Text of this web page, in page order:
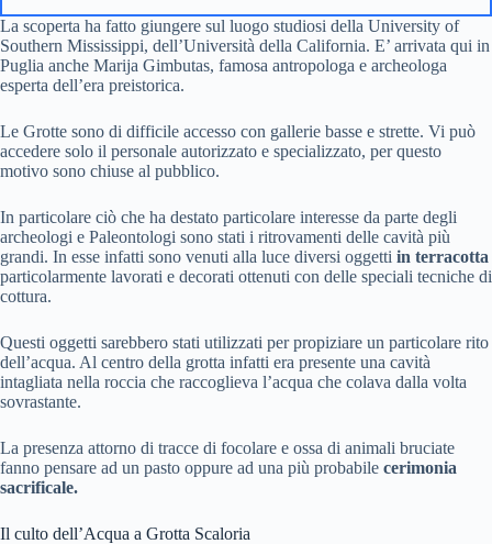
La scoperta ha fatto giungere sul luogo studiosi della University of
Southern Mississippi, dell’Università della California. E’ arrivata qui in
Puglia anche Marija Gimbutas, famosa antropologa e archeologa
esperta dell’era preistorica.
Le Grotte sono di difficile accesso con gallerie basse e strette. Vi può
accedere solo il personale autorizzato e specializzato, per questo
motivo sono chiuse al pubblico.
In particolare ciò che ha destato particolare interesse da parte degli
archeologi e Paleontologi sono stati i ritrovamenti delle cavità più
grandi. In esse infatti sono venuti alla luce diversi oggetti in terracotta
particolarmente lavorati e decorati ottenuti con delle speciali tecniche di
cottura.
Questi oggetti sarebbero stati utilizzati per propiziare un particolare rito
dell’acqua. Al centro della grotta infatti era presente una cavità
intagliata nella roccia che raccoglieva l’acqua che colava dalla volta
sovrastante.
La presenza attorno di tracce di focolare e ossa di animali bruciate
fanno pensare ad un pasto oppure ad una più probabile cerimonia
sacrificale.
Il culto dell’Acqua a Grotta Scaloria